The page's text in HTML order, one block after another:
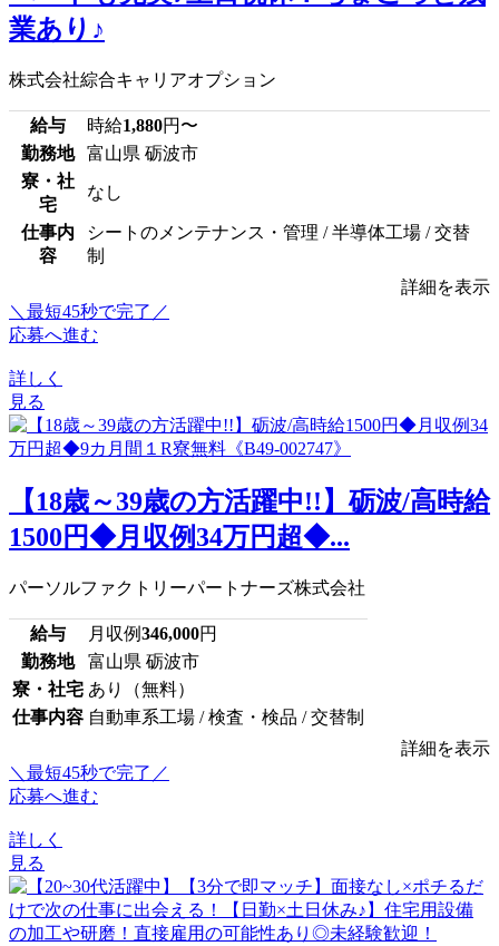
業あり♪
株式会社綜合キャリアオプション
給与 時給1,880円〜
勤務地
富山県 砺波市
寮・社
宅
なし
仕事内
容
シートのメンテナンス・管理 / 半導体工場 / 交替
制
詳細を表示
＼最短45秒で完了／
応募へ進む
詳しく
見る
【18歳～39歳の方活躍中!!】砺波/高時給
1500円◆月収例34万円超◆...
パーソルファクトリーパートナーズ株式会社
給与 月収例346,000円
勤務地
富山県 砺波市
寮・社宅 あり（無料）
仕事内容 自動車系工場 / 検査・検品 / 交替制
詳細を表示
＼最短45秒で完了／
応募へ進む
詳しく
見る